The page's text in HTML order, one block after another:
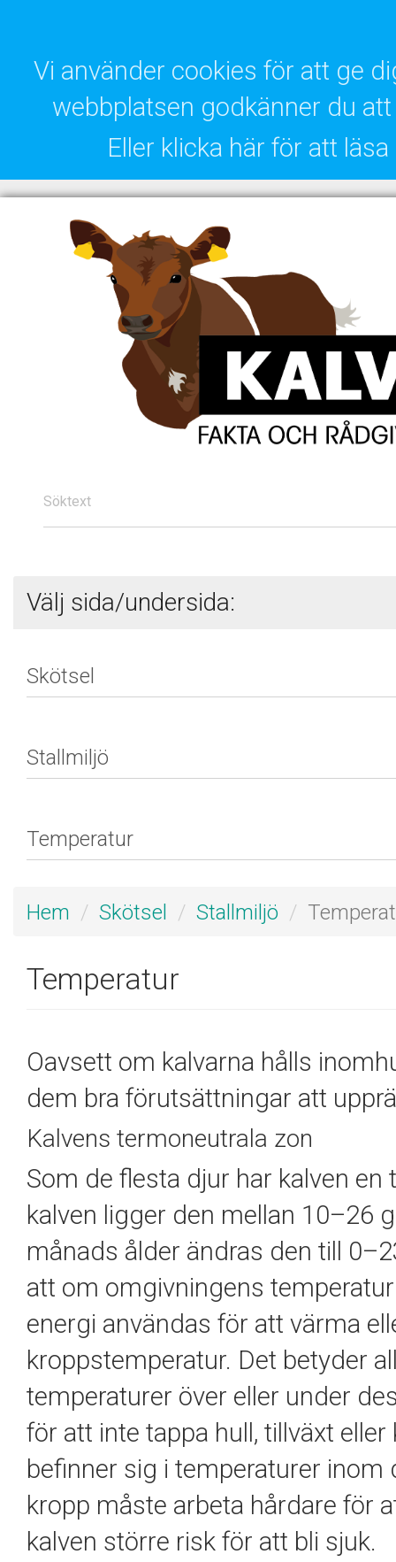
Vi använder cookies för att ge
webbplatsen godkänner du
Eller klicka här för att
Söktext
Välj sida/undersida:
Hem Skötsel Stallmiljö
Temperatur
Oavsett om kalvarna hålls
dem bra förutsättningar att
Kalvens termoneutrala zon
Som de flesta djur har kalven
kalven ligger den mellan 10–26
månads ålder ändras den till
att om omgivningens
energi användas för att värma
kroppstemperatur. Det betyder
temperaturer över eller under
för att inte tappa hull, tillväxt
befinner sig i temperaturer
kropp måste arbeta hårdare för
kalven större risk för att bli sjuk.